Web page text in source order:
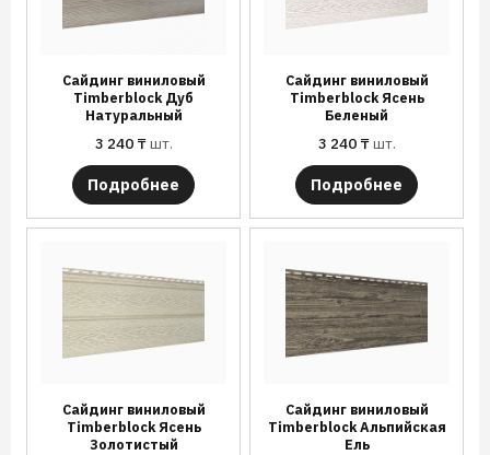
Сайдинг виниловый
Timberblock Дуб
Натуральный
3 240 ₸шт.
Подробнее
Сайдинг виниловый
Timberblock Ясень
Беленый
3 240 ₸шт.
Подробнее
Сайдинг виниловый
Timberblock Ясень
Золотистый
Сайдинг виниловый
Timberblock Альпийская
Ель